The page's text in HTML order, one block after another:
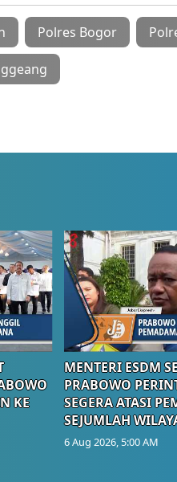
Polres Bogor
KE
MENTERI ESDM
PRABOWO
SEGERA ATASI
SEJUMLAH
6 Aug 2026, 5:00 AM